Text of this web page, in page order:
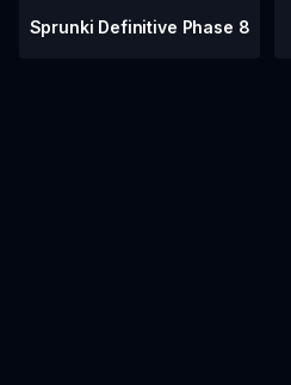
Sprunki Definitive Phase 8